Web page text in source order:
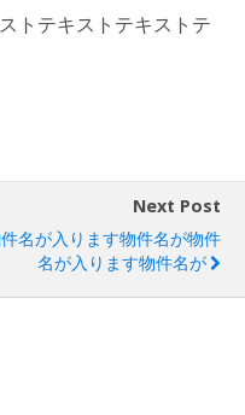
トテキストテキストテ
Next Post
名が入ります物件名が物件
名が入ります物件名が